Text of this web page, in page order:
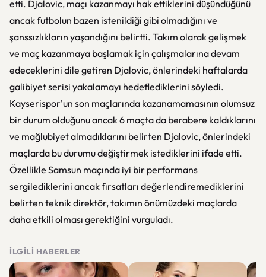
etti. Djalovic, maçı kazanmayı hak ettiklerini düşündüğünü
ancak futbolun bazen istenildiği gibi olmadığını ve
şanssızlıkların yaşandığını belirtti. Takım olarak gelişmek
ve maç kazanmaya başlamak için çalışmalarına devam
edeceklerini dile getiren Djalovic, önlerindeki haftalarda
galibiyet serisi yakalamayı hedeflediklerini söyledi.
Kayserispor'un son maçlarında kazanamamasının olumsuz
bir durum olduğunu ancak 6 maçta da berabere kaldıklarını
ve mağlubiyet almadıklarını belirten Djalovic, önlerindeki
maçlarda bu durumu değiştirmek istediklerini ifade etti.
Özellikle Samsun maçında iyi bir performans
sergilediklerini ancak fırsatları değerlendiremediklerini
belirten teknik direktör, takımın önümüzdeki maçlarda
daha etkili olması gerektiğini vurguladı.
İLGILI HABERLER